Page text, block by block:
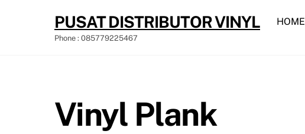
PUSAT DISTRIBUTOR VINYL
Phone : 085779225467
HOME
Vinyl Plank